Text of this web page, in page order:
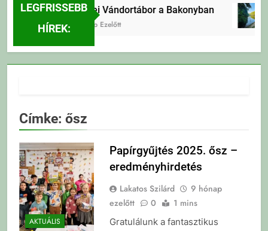
LEGFRISSEBB
HÍREK:
Erdei Vándortábor a Bakonyban
2 Nap Ezelőtt
Címke: ősz
AKTUÁLIS
Papírgyűjtés 2025. ősz –
eredményhirdetés
Lakatos Szilárd
9 hónap
ezelőtt
0 1 mins
Gratulálunk a fantasztikus